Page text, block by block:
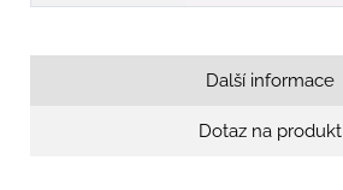
Další informace
Dotaz na produkt